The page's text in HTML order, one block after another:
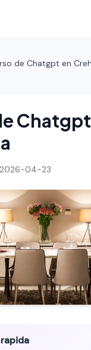
de Chatgpt en
2026-04-23